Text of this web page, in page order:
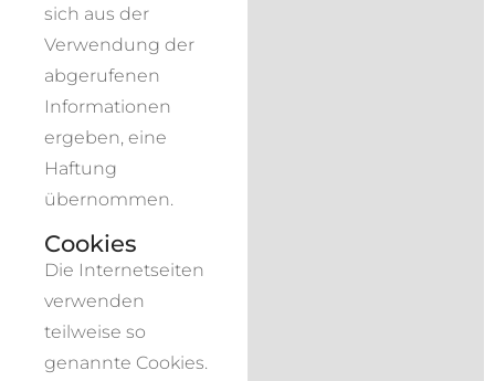
sich aus der
Verwendung der
abgerufenen
Informationen
ergeben, eine
Haftung
übernommen.
Cookies
Die Internetseiten
verwenden
teilweise so
genannte Cookies.